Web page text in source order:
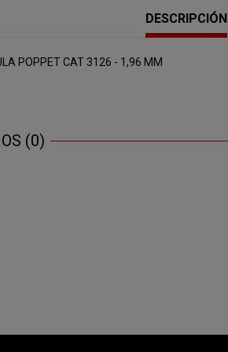
DESCRIPCIÓN
POPPET CAT 3126 - 1,96 MM
(0)